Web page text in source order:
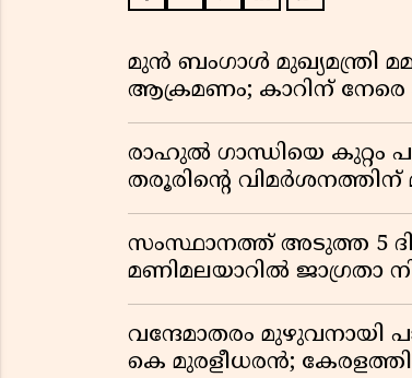
മുൻ ബംഗാൾ മുഖ്യമന്ത്രി
ആക്രമണം; കാറിന്
രാഹുൽ ഗാന്ധിയെ കുറ്റം
തരൂരിന്റെ
സംസ്ഥാനത്ത് അടുത്ത 5
മണിമലയാറിൽ ജാഗ്രതാ
വന്ദേമാതരം മുഴുവനായി
കെ മുരളീധരൻ;